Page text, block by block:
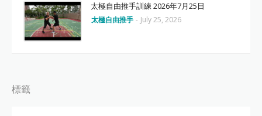
太極自由推手訓練 2026年7月25日
太極自由推手 - July 25, 2026
標籤